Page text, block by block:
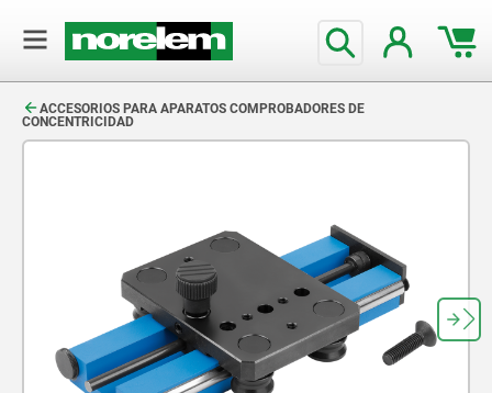
ACCESORIOS PARA APARATOS COMPROBADORES DE
CONCENTRICIDAD